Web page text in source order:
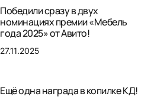
Победили сразу в двух
номинациях премии «Мебель
года 2025» от Авито!
27.11.2025
Ещё одна награда в копилке КД!